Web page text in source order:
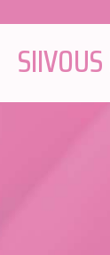
SIIVOUS